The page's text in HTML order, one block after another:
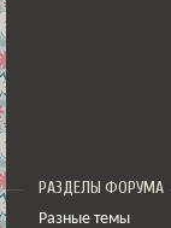
РАЗДЕЛЫ ФОРУМА
Разные темы